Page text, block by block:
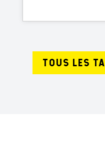
TOUS LES